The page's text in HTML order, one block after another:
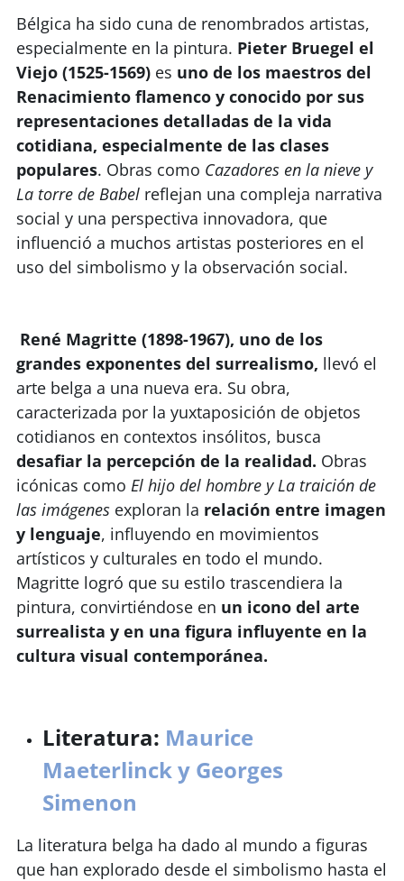
Bélgica ha sido cuna de renombrados artistas,
especialmente en la pintura. Pieter Bruegel el
Viejo (1525-1569) es uno de los maestros del
Renacimiento flamenco y conocido por sus
representaciones detalladas de la vida
cotidiana, especialmente de las clases
populares. Obras como Cazadores en la nieve y
La torre de Babel reflejan una compleja narrativa
social y una perspectiva innovadora, que
influenció a muchos artistas posteriores en el
uso del simbolismo y la observación social.
René Magritte (1898-1967), uno de los
grandes exponentes del surrealismo, llevó el
arte belga a una nueva era. Su obra,
caracterizada por la yuxtaposición de objetos
cotidianos en contextos insólitos, busca
desafiar la percepción de la realidad. Obras
icónicas como El hijo del hombre y La traición de
las imágenes exploran la relación entre imagen
y lenguaje, influyendo en movimientos
artísticos y culturales en todo el mundo.
Magritte logró que su estilo trascendiera la
pintura, convirtiéndose en un icono del arte
surrealista y en una figura influyente en la
cultura visual contemporánea.
Literatura: Maurice
Maeterlinck y Georges
Simenon
La literatura belga ha dado al mundo a figuras
que han explorado desde el simbolismo hasta el